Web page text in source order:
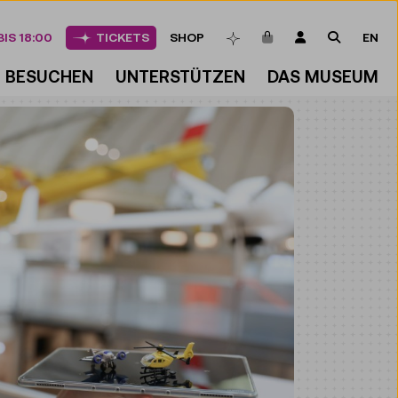
BESUCHEN UNTERSTÜTZEN DAS MUSEUM
18:00 TICKETS SHOP MERKLISTEARTIKEL IM
LOGIN SUCHE
EN